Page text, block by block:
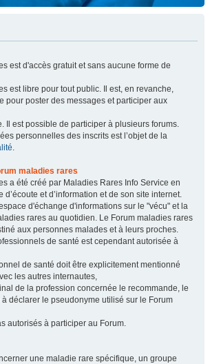
est d'accès gratuit et sans aucune forme de
est libre pour tout public. Il est, en revanche,
pour poster des messages et participer aux
Il est possible de participer à plusieurs forums.
personnelles des inscrits est l’objet de la
.
maladies rares
a été créé par Maladies Rares Info Service en
et d’information et de son site internet.
d'échange d'informations sur le "vécu" et la
rares au quotidien. Le Forum maladies rares
aux personnes malades et à leurs proches.
de santé est cependant autorisée à
de santé doit être explicitement mentionné
les autres internautes,
de la profession concernée le recommande, le
déclarer le pseudonyme utilisé sur le Forum
autorisés à participer au Forum.
une maladie rare spécifique, un groupe